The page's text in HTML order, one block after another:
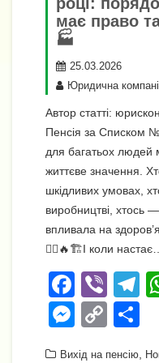
має право
🏭
25.03.2026
Юридична
Автор статті:
Пенсія за Списком
для багатьох людей
життєве значення.
шкідливих умовах,
виробництві, хтось
впливала на
👷‍♂️🔥🏗️І коли
F
a
c
Vi
b
er
T
M
C
Вихід на пенсію,